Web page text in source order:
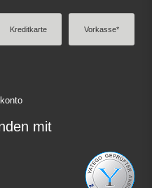
Kreditkarte Vorkasse*
mit